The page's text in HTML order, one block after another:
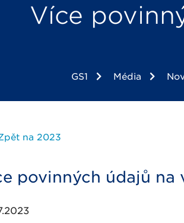
Více
GS1 Média
na 2023
povinných údajů na